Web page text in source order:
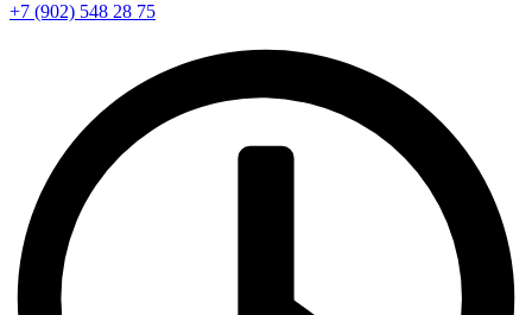
+7 (902) 548 28 75